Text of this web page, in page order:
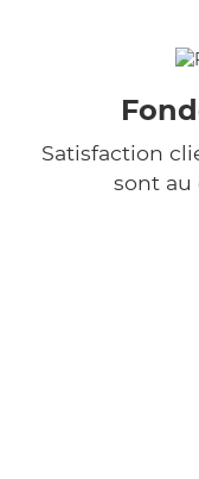
Satisfaction
sont au